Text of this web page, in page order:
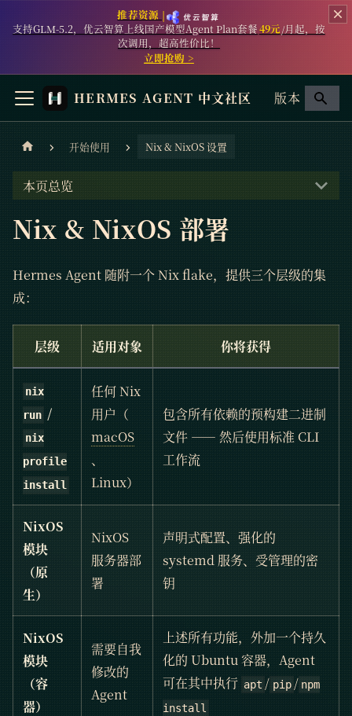
推荐资源 |
支持GLM-5.2，优云智算上线国产模型Agent Plan套餐49元/月起，按
次调用，超高性价比！
立即抢购 >
HERMES AGENT 中文社区 版本
开始使用 Nix & NixOS 设置
本页总览
Nix & NixOS 部署
Hermes Agent 随附一个 Nix flake，提供三个层级的集
成：
层级 适用对象 你将获得
nix
run /
nix
profile
install
任何 Nix
用户（
macOS
、
Linux）
包含所有依赖的预构建二进制
文件 —— 然后使用标准 CLI
工作流
NixOS
模块
（原
生）
NixOS
服务器部
署
声明式配置、强化的
systemd 服务、受管理的密
钥
NixOS
模块
（容
器）
需要自我
修改的
Agent
上述所有功能，外加一个持久
化的 Ubuntu 容器，Agent
可在其中执行 apt / pip / npm
install